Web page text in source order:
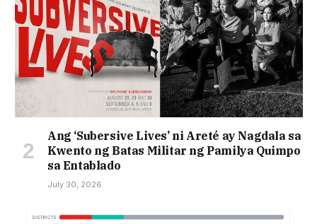
Ang ‘Subersive Lives’ ni Areté ay Nagdala sa
Kwento ng Batas Militar ng Pamilya Quimpo
sa Entablado
July 30, 2026